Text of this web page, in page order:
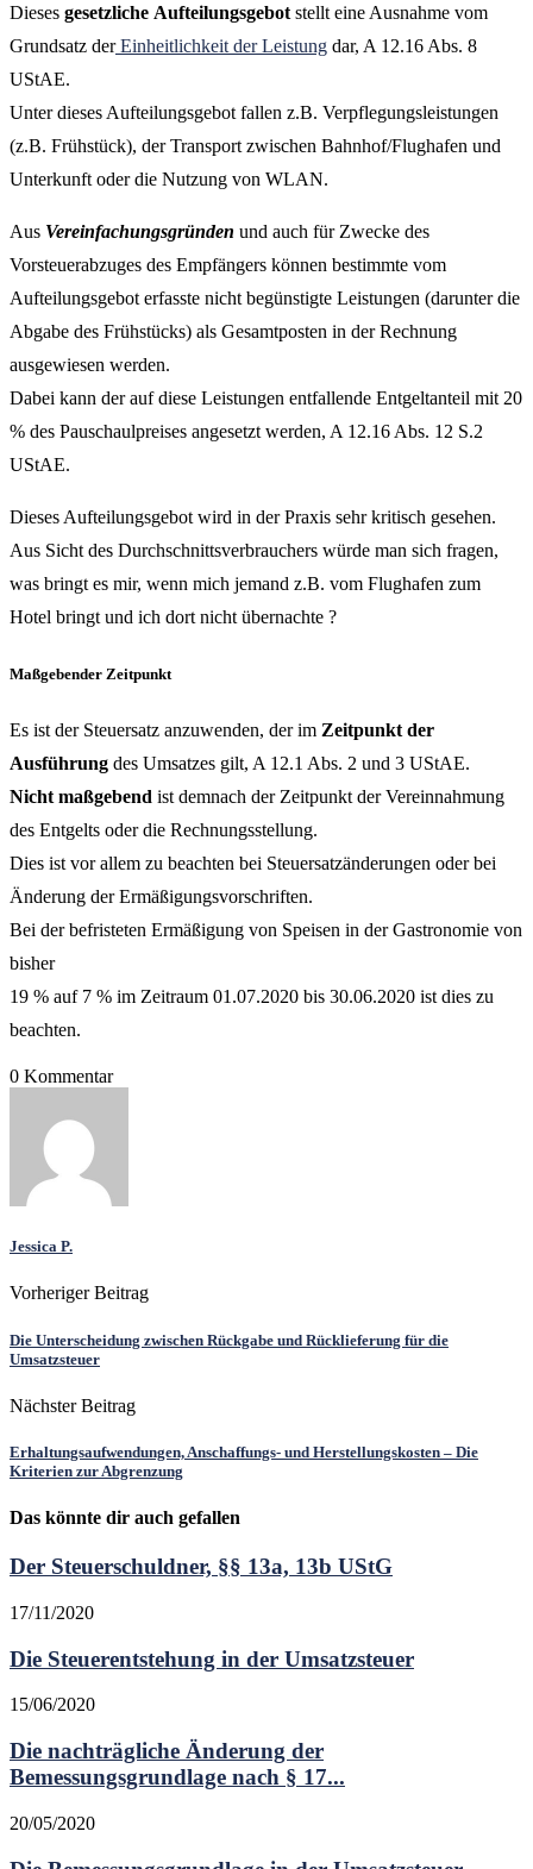
Dieses gesetzliche Aufteilungsgebot stellt eine Ausnahme vom
Grundsatz derEinheitlichkeit der Leistung dar, A 12.16 Abs. 8
UStAE.
Unter dieses Aufteilungsgebot fallen z.B. Verpflegungsleistungen
(z.B. Frühstück), der Transport zwischen Bahnhof/Flughafen und
Unterkunft oder die Nutzung von WLAN.
Aus Vereinfachungsgründen und auch für Zwecke des
Vorsteuerabzuges des Empfängers können bestimmte vom
Aufteilungsgebot erfasste nicht begünstigte Leistungen (darunter die
Abgabe des Frühstücks) als Gesamtposten in der Rechnung
ausgewiesen werden.
Dabei kann der auf diese Leistungen entfallende Entgeltanteil mit 20
% des Pauschaulpreises angesetzt werden, A 12.16 Abs. 12 S.2
UStAE.
Dieses Aufteilungsgebot wird in der Praxis sehr kritisch gesehen.
Aus Sicht des Durchschnittsverbrauchers würde man sich fragen,
was bringt es mir, wenn mich jemand z.B. vom Flughafen zum
Hotel bringt und ich dort nicht übernachte ?
Maßgebender Zeitpunkt
Es ist der Steuersatz anzuwenden, der im Zeitpunkt der
Ausführung des Umsatzes gilt, A 12.1 Abs. 2 und 3 UStAE.
Nicht maßgebend ist demnach der Zeitpunkt der Vereinnahmung
des Entgelts oder die Rechnungsstellung.
Dies ist vor allem zu beachten bei Steuersatzänderungen oder bei
Änderung der Ermäßigungsvorschriften.
Bei der befristeten Ermäßigung von Speisen in der Gastronomie von
bisher
19 % auf 7 % im Zeitraum 01.07.2020 bis 30.06.2020 ist dies zu
beachten.
0 Kommentar
Jessica P.
Vorheriger Beitrag
Die Unterscheidung zwischen Rückgabe und Rücklieferung für die
Umsatzsteuer
Nächster Beitrag
Erhaltungsaufwendungen, Anschaffungs- und Herstellungskosten – Die
Kriterien zur Abgrenzung
Das könnte dir auch gefallen
Der Steuerschuldner, §§ 13a, 13b UStG
17/11/2020
Die Steuerentstehung in der Umsatzsteuer
15/06/2020
Die nachträgliche Änderung der
Bemessungsgrundlage nach § 17...
20/05/2020